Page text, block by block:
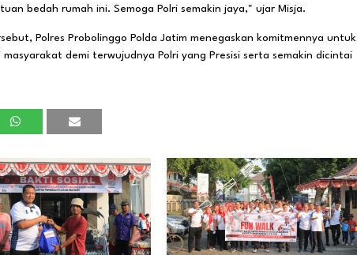
bedah rumah ini. Semoga Polri semakin jaya," ujar Misja.
Polres Probolinggo Polda Jatim menegaskan komitmennya untuk
demi terwujudnya Polri yang Presisi serta semakin dicintai